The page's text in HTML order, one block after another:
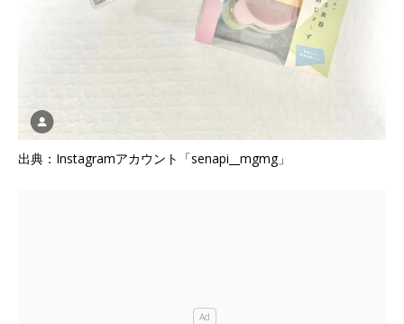
出典：Instagramアカウント「senapi__mgmg」